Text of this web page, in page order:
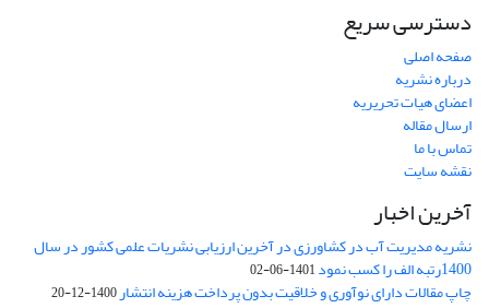
دسترسی سریع
صفحه اصلی
درباره نشریه
اعضای هیات تحریریه
ارسال مقاله
تماس با ما
نقشه سایت
آخرین اخبار
نشریه مدیریت آب در کشاورزی در آخرین ارزیابی نشریات علمی کشور در سال
1400رتبه الف را کسب نمود 1401-06-02
چاپ مقالات دارای نوآوری و خلاقیت بدون پرداخت هزینه انتشار1400-12-20